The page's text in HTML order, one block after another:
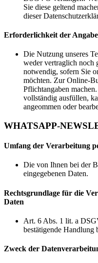
Sie diese geltend
dieser
Erforderlichkeit der
Die Nutzung unseres
weder vertraglich noch
notwendig, sofern Sie
möchten. Zur Online-
Pflichtangaben
vollständig ausfüllen,
angeommen oder
WHATSAPP-
Umfang der Verarbeitung
Die von Ihnen bei der
eingegebenen Daten.
Rechtsgrundlage für die
Daten
Art. 6 Abs. 1 lit. a
bestätigende Handlung
Zweck der